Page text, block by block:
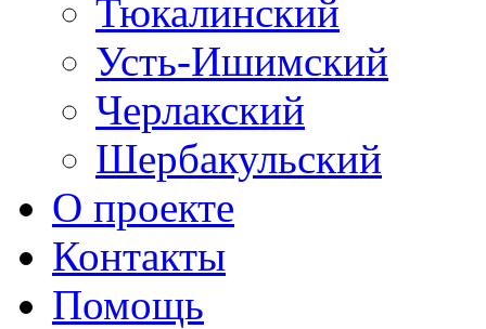
Тюкалинский
Усть-Ишимский
Черлакский
Шербакульский
О проекте
Контакты
Помощь